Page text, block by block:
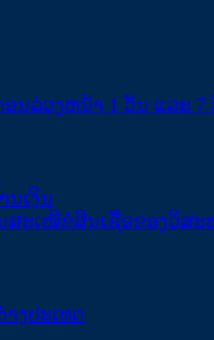
ນລ່ວງຫນ້າ 1 ວັນ ແລະ 7
ນເງິນ
ສະເໜີຂໍສິນເຊື່ອຂອງວິສະ
ງປະເທດ